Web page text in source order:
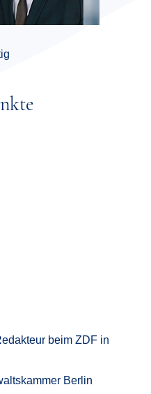
beim ZDF in
Berlin